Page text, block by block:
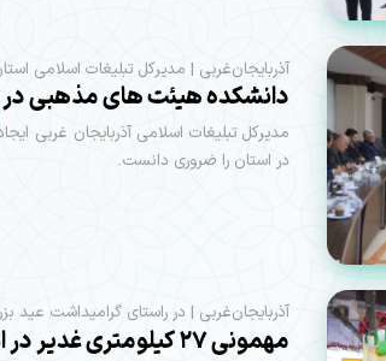
آذربایجان‌غربی | مدیرکل تبلیغات اسلامی
دانشکده هیئت های مذهبی در
مدیرکل تبلیغات اسلامی آذربایجان غربی
در استان را ضروری دانست.
آذربایجان‌غربی | در راستای گرامیداشت عید
مهمونی ۲۷ کیلومتری غدیر در استان برپا می شود